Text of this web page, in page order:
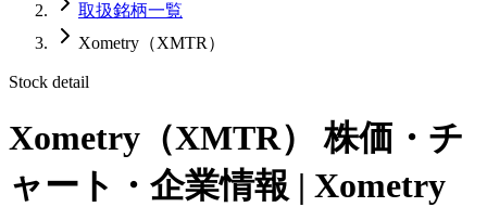
取扱銘柄一覧
Xometry（XMTR）
Stock detail
Xometry（XMTR）
株価・チ
ャート・企業情報 | Xometry